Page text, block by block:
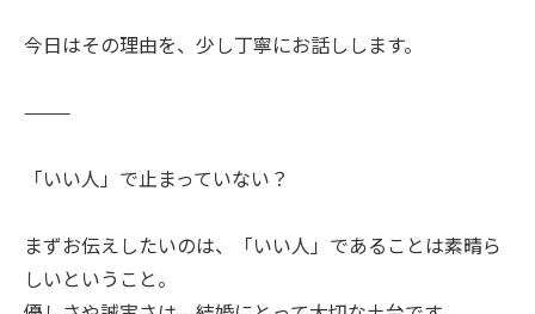
今日はその理由を、少し丁寧にお話しします。
⸻
「いい人」で止まっていない？
まずお伝えしたいのは、「いい人」であることは素晴ら
しいということ。